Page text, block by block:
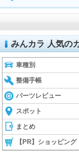
みんカラ 人気の
車種別
整備手帳
パーツレビュー
スポット
まとめ
【PR】ショッピング